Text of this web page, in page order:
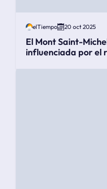
elTiempo 20 oct 2025
El Mont Saint-
influenciada por el